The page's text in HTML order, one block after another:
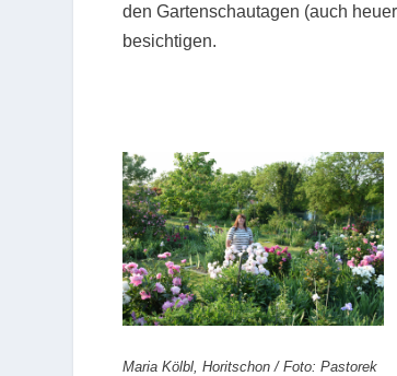
den Gartenschautagen (auch
besichtigen.
Maria Kölbl, Horitschon / Foto: Pastorek